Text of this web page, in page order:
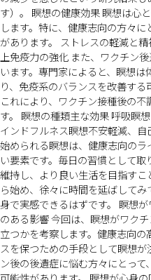
す）。 瞑想の健康効果 瞑想は心
します。特に、健康志向の方々
があります。 ストレスの軽減と
上免疫力の強化 また、ワクチン
います。専門家によると、瞑想
り、免疫系のバランスを改善する
これにより、ワクチン接種後の
す。 瞑想の種類主な効果 呼吸瞑
インドフルネス瞑想不安軽減、
始められる瞑想は、健康志向の
い要素です。毎日の習慣として
維持し、より良い生活を目指す
ら始め、徐々に時間を延ばして
身で実感できるはずです。 瞑想
のある影響 今回は、瞑想がワク
立つかを考察します。健康志向
スを保つための手段として瞑想
ン後の後遺症に悩む方々にとっ